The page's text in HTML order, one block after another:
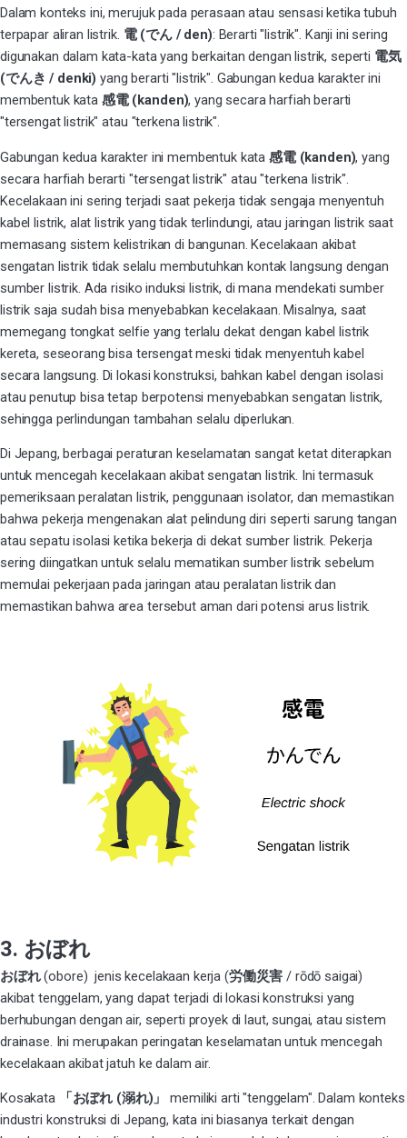
Dalam konteks ini, merujuk pada perasaan atau sensasi ketika tubuh
terpapar aliran listrik. 電 (でん / den): Berarti "listrik". Kanji ini sering
digunakan dalam kata-kata yang berkaitan dengan listrik, seperti 電気
(でんき / denki) yang berarti "listrik". Gabungan kedua karakter ini
membentuk kata 感電 (kanden), yang secara harfiah berarti
"tersengat listrik" atau "terkena listrik".
Gabungan kedua karakter ini membentuk kata 感電 (kanden), yang
secara harfiah berarti "tersengat listrik" atau "terkena listrik".
Kecelakaan ini sering terjadi saat pekerja tidak sengaja menyentuh
kabel listrik, alat listrik yang tidak terlindungi, atau jaringan listrik saat
memasang sistem kelistrikan di bangunan. Kecelakaan akibat
sengatan listrik tidak selalu membutuhkan kontak langsung dengan
sumber listrik. Ada risiko induksi listrik, di mana mendekati sumber
listrik saja sudah bisa menyebabkan kecelakaan. Misalnya, saat
memegang tongkat selfie yang terlalu dekat dengan kabel listrik
kereta, seseorang bisa tersengat meski tidak menyentuh kabel
secara langsung. Di lokasi konstruksi, bahkan kabel dengan isolasi
atau penutup bisa tetap berpotensi menyebabkan sengatan listrik,
sehingga perlindungan tambahan selalu diperlukan.
Di Jepang, berbagai peraturan keselamatan sangat ketat diterapkan
untuk mencegah kecelakaan akibat sengatan listrik. Ini termasuk
pemeriksaan peralatan listrik, penggunaan isolator, dan memastikan
bahwa pekerja mengenakan alat pelindung diri seperti sarung tangan
atau sepatu isolasi ketika bekerja di dekat sumber listrik. Pekerja
sering diingatkan untuk selalu mematikan sumber listrik sebelum
memulai pekerjaan pada jaringan atau peralatan listrik dan
memastikan bahwa area tersebut aman dari potensi arus listrik.
3. おぼれ
おぼれ(obore) jenis kecelakaan kerja (労働災害 / rōdō saigai)
akibat tenggelam, yang dapat terjadi di lokasi konstruksi yang
berhubungan dengan air, seperti proyek di laut, sungai, atau sistem
drainase. Ini merupakan peringatan keselamatan untuk mencegah
kecelakaan akibat jatuh ke dalam air.
Kosakata 「おぼれ (溺れ)」
memiliki arti "tenggelam". Dalam konteks
industri konstruksi di Jepang, kata ini biasanya terkait dengan